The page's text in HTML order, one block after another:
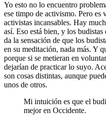
Yo esto no lo encuentro
ese timpo de activismo. Pero es
activistas incansables. Hay
así. Eso está bien, y los
da la sensación de que los
en su meditación, nada más. Y
porque si se metieran en
dejarían de practicar lo suyo.
son cosas distintas, aunque
unos de otros.
Mi intuición es que el
mejor en Occidente.